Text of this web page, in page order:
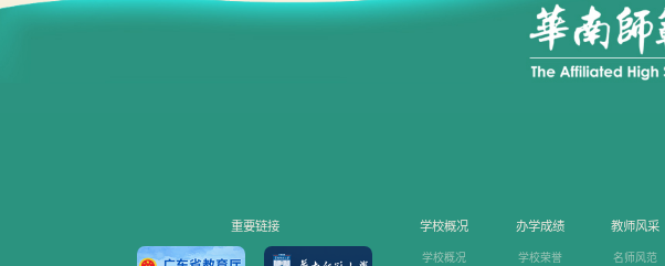
重要链接 学校概况
学校概况
办学成绩
学校荣誉
教师风采
名师风范